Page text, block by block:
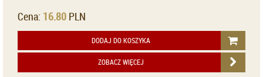
Cena: 16.80 PLN
DODAJ DO KOSZYKA
ZOBACZ WIĘCEJ